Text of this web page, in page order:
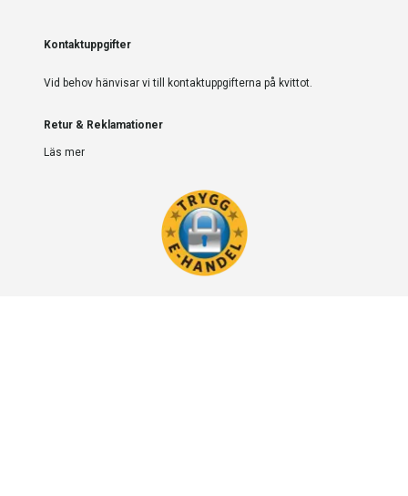
Kontaktuppgifter
Vid behov hänvisar vi till kontaktuppgifterna på kvittot.
Retur & Reklamationer
Läs mer